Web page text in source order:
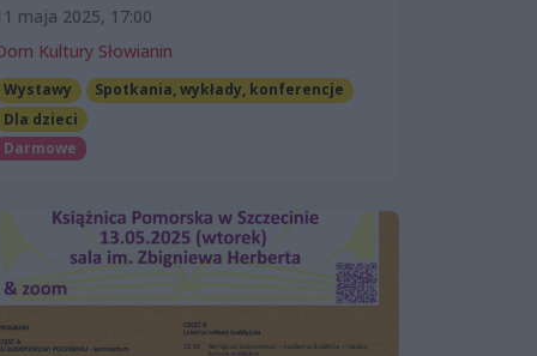
maja 2025, 17:00
Kultury Słowianin
Wystawy
Spotkania, wykłady, konferencje
Dla dzieci
Darmowe